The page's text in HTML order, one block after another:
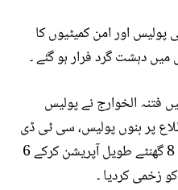
پولیس اور امن کمیٹیوں کا
دہشت گرد فرار ہو گئے ۔
فتنہ الخوارج نے پولیس
پر بنوں پولیس، سی ٹی ڈی
اور سکیورٹی فورسز کی کمک نے 8 گھنٹے طویل آپریشن کرکے 6
زخمی کردیا ۔